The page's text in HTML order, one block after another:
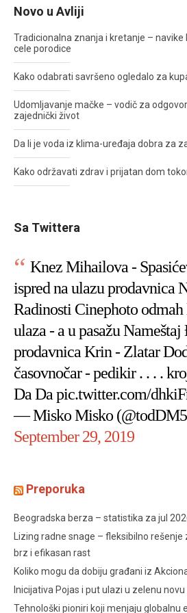
Novo u Avliji
Tradicionalna znanja i kretanje –
cele porodice
Kako odabrati savršeno ogledalo za
Udomljavanje mačke – vodič za
zajednički život
Da li je voda iz klima-uređaja dobra za
Kako održavati zdrav i prijatan dom
Sa Twittera
Knez Mihailova -
ispred na ulazu prodavnica
Radinosti Cinephoto odmah
ulaza - a u pasažu
prodavnica Krin - Zlatar
časovnočar - pedikir . . . .
Da Dapic.twitter.com/
— Misko Misko
September 29, 2019
Preporuka
Beogradska berza – statistika za jul
Lizing radne snage – fleksibilno rešenje
brz i efikasan rast
Koliko mogu da dobiju građani iz
Inicijativa Pojas i put ulazi u zelenu novu
Tehnološki pioniri koji menjaju globalnu